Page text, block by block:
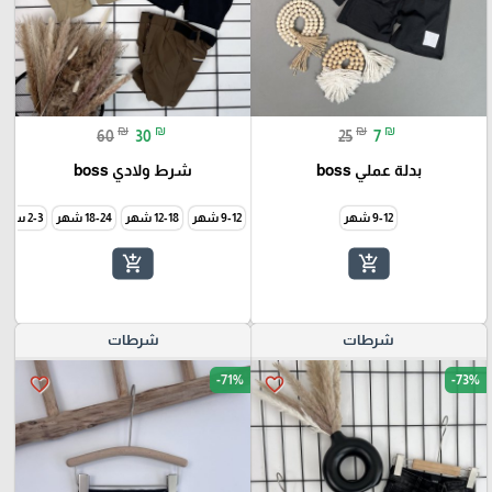
25 ₪ 7 ₪
بدلة عملي boss
9-12 شهر
add_shopping_cart
60 ₪ 30 ₪
شرط ولادي boss
9-12 شهر 12-18 شهر 18-24 شهر 2-3 سنة
add_shopping_cart
شرطات
favorite_border -73%
شرطات
favorite_border -71%